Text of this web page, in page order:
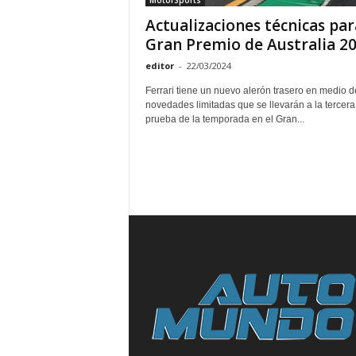
Actualizaciones técnicas
Gran Premio de Australia
editor - 22/03/2024
Ferrari tiene un nuevo alerón trasero en medio
novedades limitadas que se llevarán a la tercera
prueba de la temporada en el Gran...